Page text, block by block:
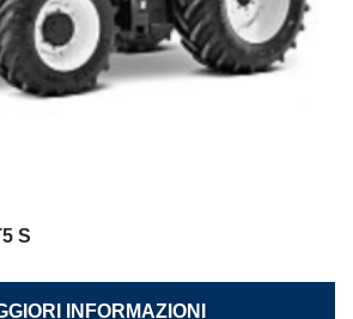
S
INFORMAZIONI